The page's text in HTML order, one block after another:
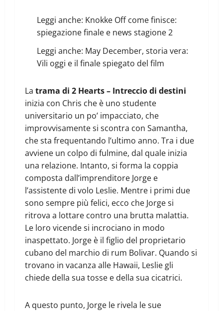
Leggi anche: Knokke Off come finisce:
spiegazione finale e news stagione 2
Leggi anche: May December, storia vera:
Vili oggi e il finale spiegato del film
La trama di 2 Hearts – Intreccio di destini
inizia con Chris che è uno studente
universitario un po’ impacciato, che
improvvisamente si scontra con Samantha,
che sta frequentando l’ultimo anno. Tra i due
avviene un colpo di fulmine, dal quale inizia
una relazione. Intanto, si forma la coppia
composta dall’imprenditore Jorge e
l’assistente di volo Leslie. Mentre i primi due
sono sempre più felici, ecco che Jorge si
ritrova a lottare contro una brutta malattia.
Le loro vicende si incrociano in modo
inaspettato. Jorge è il figlio del proprietario
cubano del marchio di rum Bolivar. Quando si
trovano in vacanza alle Hawaii, Leslie gli
chiede della sua tosse e della sua cicatrici.
A questo punto, Jorge le rivela le sue